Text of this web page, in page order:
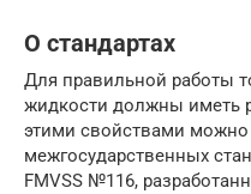
О стандартах
Для правильной работы
жидкости должны иметь
этими свойствами можно
межгосударственных
FMVSS №116,